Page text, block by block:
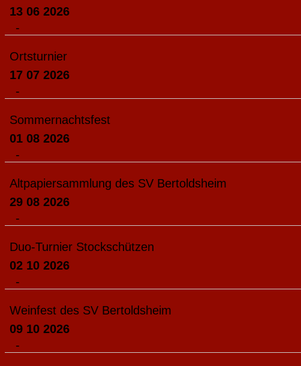
13 06 2026
-
Ortsturnier
17 07 2026
-
Sommernachtsfest
01 08 2026
-
Altpapiersammlung des SV Bertoldsheim
29 08 2026
-
Duo-Turnier Stockschützen
02 10 2026
-
Weinfest des SV Bertoldsheim
09 10 2026
-